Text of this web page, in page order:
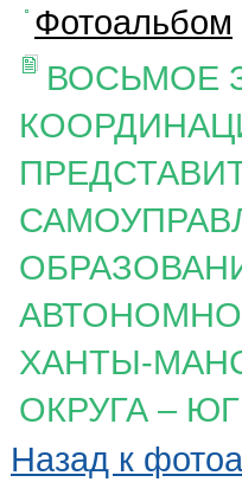
Фотоальбом
ВОСЬМОЕ
ХАНТЫ-
ОКРУГА –
Назад к